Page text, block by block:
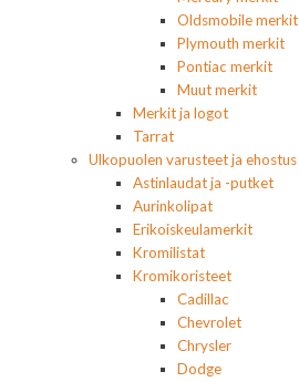
Oldsmobile merkit
Plymouth merkit
Pontiac merkit
Muut merkit
Merkit ja logot
Tarrat
Ulkopuolen varusteet ja ehostus
Astinlaudat ja -putket
Aurinkolipat
Erikoiskeulamerkit
Kromilistat
Kromikoristeet
Cadillac
Chevrolet
Chrysler
Dodge